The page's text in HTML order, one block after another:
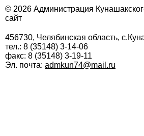
© 2026 Администрация
сайт
456730, Челябинская область,
тел.: 8 (35148) 3-14-06
факс: 8 (35148) 3-19-11
Эл. почта: admkun74@mail.ru